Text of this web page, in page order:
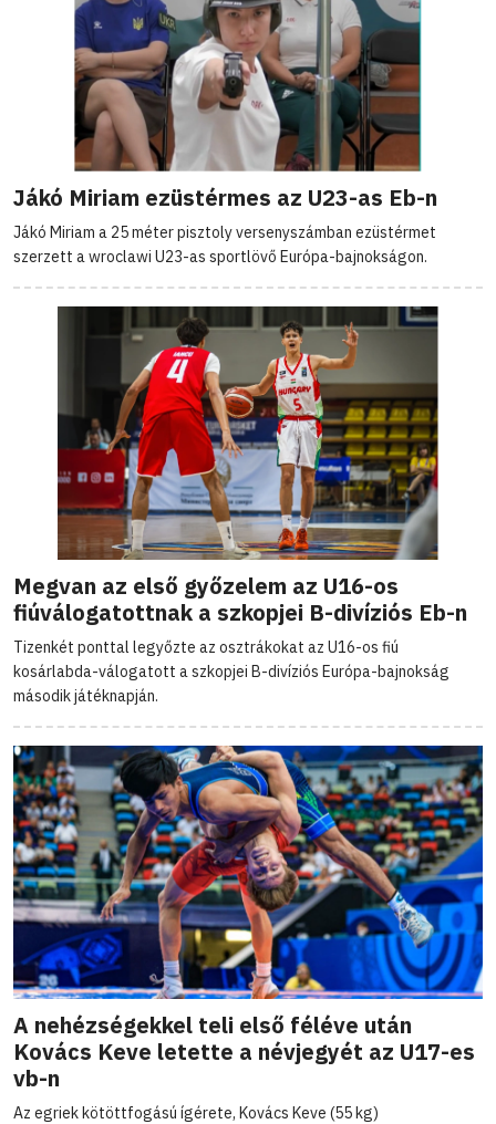
Jákó Miriam ezüstérmes az U23-as Eb-n
Jákó Miriam a 25 méter pisztoly versenyszámban ezüstérmet
szerzett a wroclawi U23-as sportlövő Európa-bajnokságon.
Megvan az első győzelem az U16-os
fiúválogatottnak a szkopjei B-divíziós Eb-n
Tizenkét ponttal legyőzte az osztrákokat az U16-os fiú
kosárlabda-válogatott a szkopjei B-divíziós Európa-bajnokság
második játéknapján.
A nehézségekkel teli első féléve után
Kovács Keve letette a névjegyét az U17-es
vb-n
Az egriek kötöttfogású ígérete, Kovács Keve (55 kg)